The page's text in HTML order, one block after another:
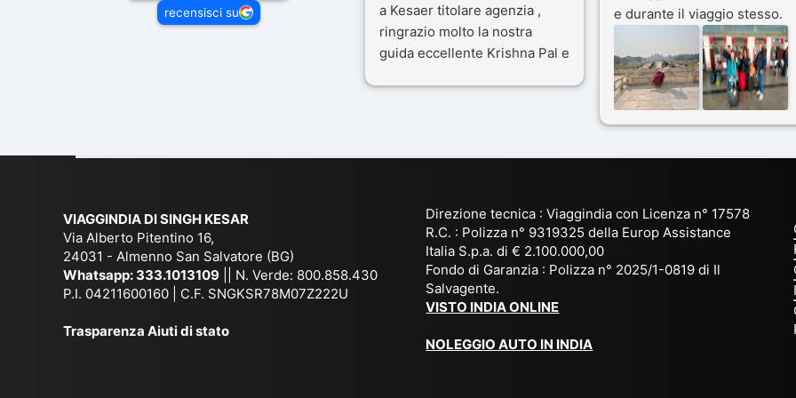
recensisci su
a Kesaer titolare agenzia ,
ringrazio molto la nostra
guida eccellente Krishna Pal e
consiglio questa agenzia
e durante il viaggio stesso.
Siamo stati 3 settimane in
India a novembre 2025, 5
amici e il viaggio alla scoperta
del Rajasthan e Varanasi è
ai servizi dell' Agenzia con
per la scelta degli Hotel.
Kesar il proprietario dell'
prima di partire: molto
VIAGGINDIA DI SINGH KESAR
Via Alberto Pitentino 16,
24031 - Almenno San Salvatore (BG)
Whatsapp: 333.1013109 || N. Verde: 800.858.430
P.I. 04211600160 | C.F. SNGKSR78M07Z222U
Trasparenza Aiuti di stato
Direzione tecnica : Viaggindia con Licenza n° 17578
R.C. : Polizza n° 9319325 della Europ Assistance
Italia S.p.a. di € 2.100.000,00
Fondo di Garanzia : Polizza n° 2025/1-0819 di Il
Salvagente.
VISTO INDIA ONLINE
NOLEGGIO AUTO IN INDIA